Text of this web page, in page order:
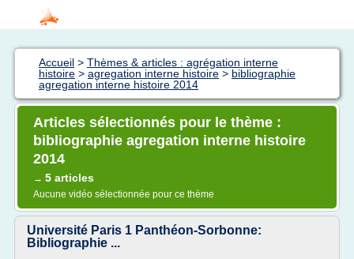
Accueil > Thèmes & articles : agrégation interne
histoire > agregation interne histoire > bibliographie
agregation interne histoire 2014
Articles sélectionnés pour le thème :
bibliographie agregation interne histoire
2014
→ 5 articles
Aucune vidéo sélectionnée pour ce thème
Université Paris 1 Panthéon-Sorbonne:
Bibliographie ...